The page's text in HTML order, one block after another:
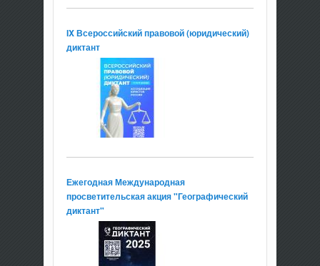
IX Всероссийский правовой (юридический)
диктант
Ежегодная Международная
просветительская акция "Географический
диктант"